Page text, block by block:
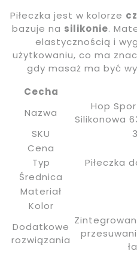
Piłeczka jest w kolorze
bazuje na silikonie.
elastycznością i
użytkowaniu, co ma
gdy masaż ma być
Cecha
Nazwa
Hop
Silikonowa
SKU
Cena
Typ
Piłeczka
Średnica
Materiał
Kolor
Dodatkowe
rozwiązania